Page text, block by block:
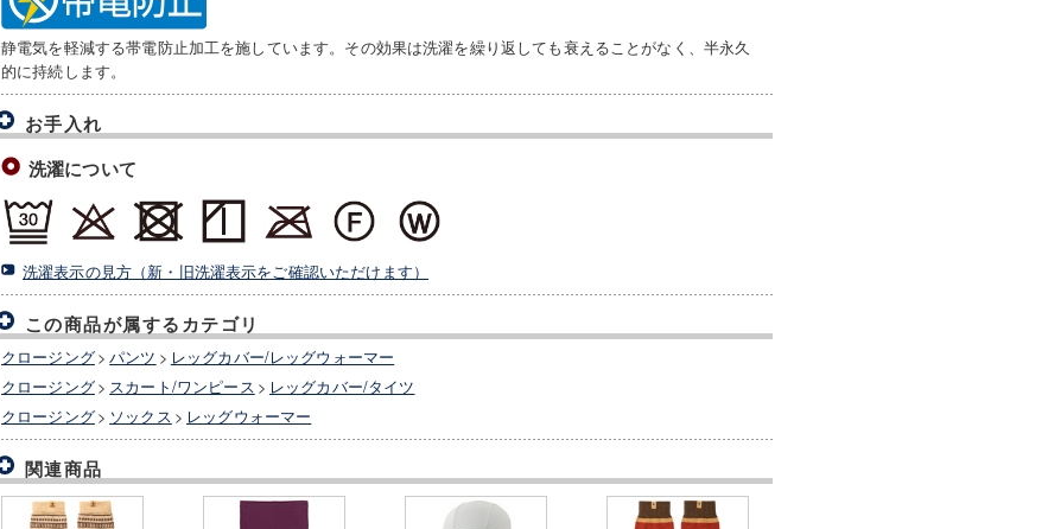
静電気を軽減する帯電防止加工を施しています。その効果は洗濯を繰り返しても衰えることがなく、半永久
的に持続します。
お手入れ
洗濯について
洗濯表示の見方（新・旧洗濯表示をご確認いただけます）
この商品が属するカテゴリ
クロージング> パンツ > レッグカバー/レッグウォーマー
クロージング> スカート/ワンピース > レッグカバー/タイツ
クロージング> ソックス > レッグウォーマー
関連商品